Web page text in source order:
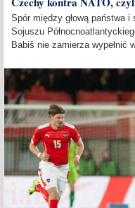
Spór między głową państwa
Sojuszu
Babiš nie zamierza wypełnić